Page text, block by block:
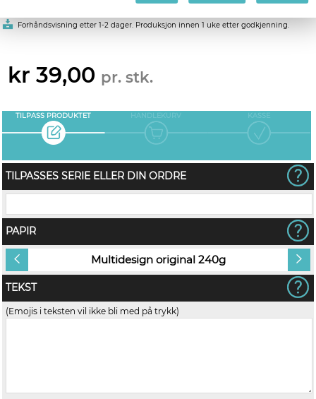
Forhåndsvisning etter 1-2 dager. Produksjon innen 1 uke etter godkjenning.
kr 39,00 pr. stk.
TILPASS PRODUKTET HANDLEKURV KASSE
TILPASSES SERIE ELLER DIN ORDRE
PAPIR
Multidesign original 240g
TEKST
(Emojis i teksten vil ikke bli med på trykk)